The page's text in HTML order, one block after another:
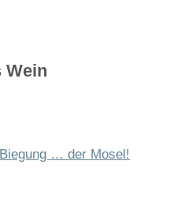
Wein
… der Mosel!